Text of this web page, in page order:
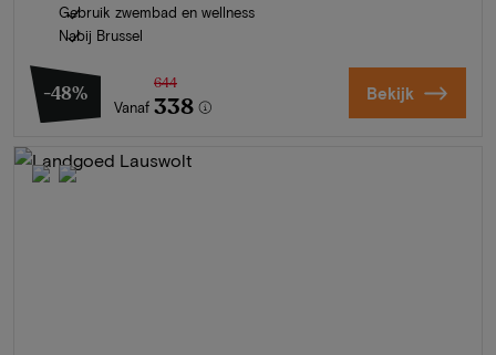
Gebruik zwembad en wellness
Nabij Brussel
-48%
Vanaf
644
338 Bekijk